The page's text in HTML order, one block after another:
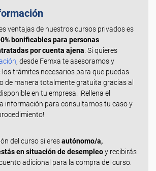
ventajas de nuestros cursos privados es
bonificables para personas
por cuenta ajena . Si quieres
, desde Femxa te asesoramos y
trámites necesarios para que puedas
de manera totalmente gratuita gracias al
en tu empresa. ¡Rellena el
información para consultarnos tu caso y
del curso si eresautónomo/a,
en situación de desempleoy recibirás
adicional para la compra del curso.